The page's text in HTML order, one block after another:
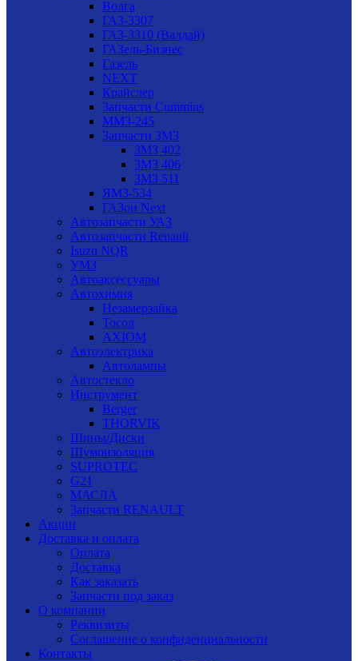
Волга
ГАЗ-3307
ГАЗ-3310 (Валдай)
ГАЗель-Бизнес
Газель
NEXT
Крайслер
Запчасти Cummins
ММЗ-245
Запчасти ЗМЗ
ЗМЗ 402
ЗМЗ 406
ЗМЗ 511
ЯМЗ-534
ГАЗон Next
Автозапчасти УАЗ
Автозапчасти Renault
Isuzu NQR
УМЗ
Автоаксессуары
Автохимия
Незамерзайка
Тосол
AXIOM
Автоэлектрика
Автолампы
Автостекло
Инструмент
Berger
THORVIK
Шины/Диски
Шумоизоляция
SUPROTEC
G21
МАСЛА
Запчасти RENAULT
Акции
Доставка и оплата
Оплата
Доставка
Как заказать
Запчасти под заказ
О компании
Реквизиты
Соглашение о конфиденциальности
Контакты